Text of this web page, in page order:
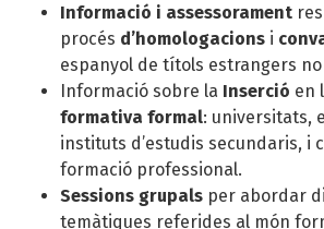
Informació i assessorament
procés d’homologacions i
espanyol de títols estrangers
Informació sobre la Inserció en
formativa formal: universitats,
instituts d’estudis secundaris, i
formació professional.
Sessions grupals per abordar
temàtiques referides al món